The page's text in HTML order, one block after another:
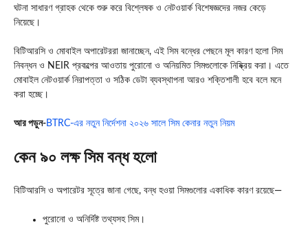
ঘটনা সাধারণ গ্রাহক থেকে শুরু করে বিশ্লেষক ও নেটওয়ার্ক বিশেষজ্ঞদের নজর কেড়ে
নিয়েছে।
বিটিআরসি ও মোবাইল অপারেটররা জানাচ্ছেন, এই সিম বন্ধের পেছনে মূল কারণ হলো সিম
নিবন্ধন ও NEIR প্রকল্পের আওতায় পুরোনো ও অনিয়মিত সিমগুলোকে নিষ্ক্রিয় করা। এতে
মোবাইল নেটওয়ার্ক নিরাপত্তা ও সঠিক ডেটা ব্যবস্থাপনা আরও শক্তিশালী হবে বলে মনে
করা হচ্ছে।
আর পড়ুন-BTRC-এর নতুন নির্দেশনা ২০২৬ সালে সিম কেনার নতুন নিয়ম
কেন ৯০ লক্ষ সিম বন্ধ হলো
বিটিআরসি ও অপারেটর সূত্রে জানা গেছে, বন্ধ হওয়া সিমগুলোর একাধিক কারণ রয়েছে—
পুরোনো ও অনির্দিষ্ট তথ্যসহ সিম।